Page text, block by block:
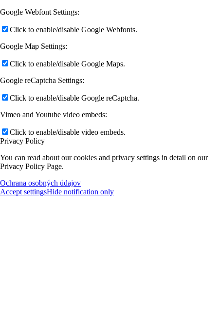
Google Webfont Settings:
Click to enable/disable Google Webfonts.
Google Map Settings:
Click to enable/disable Google Maps.
Google reCaptcha Settings:
Click to enable/disable Google reCaptcha.
Vimeo and Youtube video embeds:
Click to enable/disable video embeds.
Privacy Policy
You can read about our cookies and privacy settings in detail on our
Privacy Policy Page.
Ochrana osobných údajov
Accept settingsHide notification only